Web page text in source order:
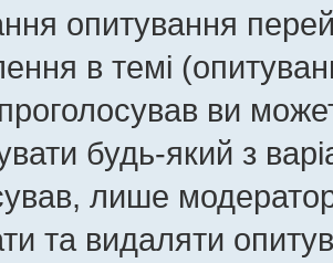
опитування
в темі
ви
будь-який з
лише
та видаляти